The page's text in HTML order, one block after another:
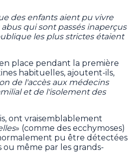
des enfants aient pu vivre
qui sont passés inaperçus
les plus strictes étaient
place pendant la première
habituelles, ajoutent-ils,
de l'accès aux médecins
et de l'isolement des
ont vraisemblablement
» (comme des ecchymoses)
pu être détectées
ou même par les grands-